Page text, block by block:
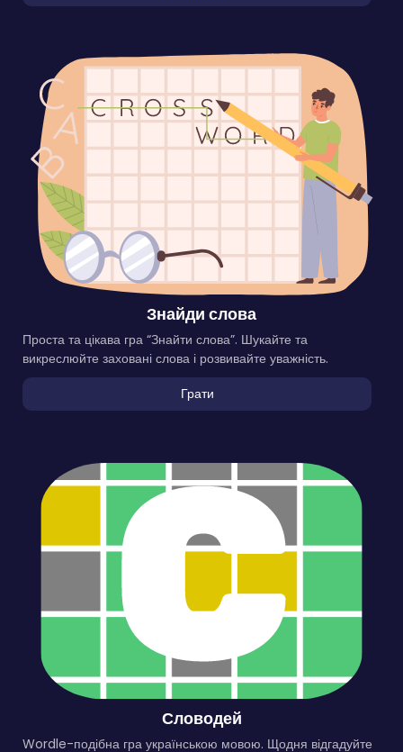
Знайди слова
Проста та цікава гра “Знайти слова”. Шукайте та
викреслюйте заховані слова і розвивайте уважність.
Грати
Словодей
Wordle-подібна гра українською мовою. Щодня відгадуйте